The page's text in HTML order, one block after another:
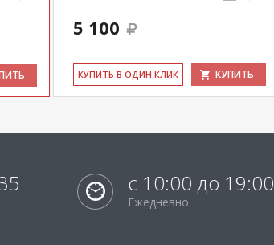
5 100
КУ­ПИТЬ В ОДИН КЛИК КУПИТЬ
с 10:00 до 19:00
Ежедневно